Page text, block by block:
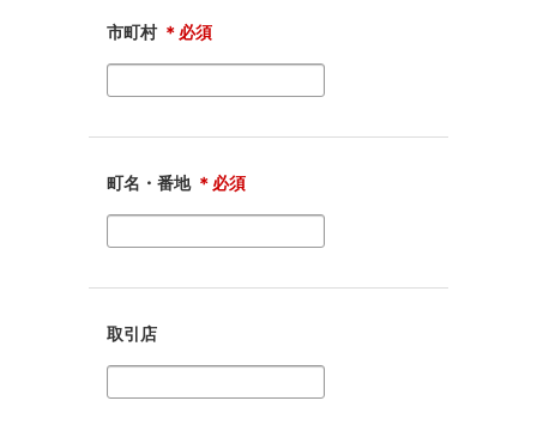
市町村 ＊必須
町名・番地 ＊必須
取引店